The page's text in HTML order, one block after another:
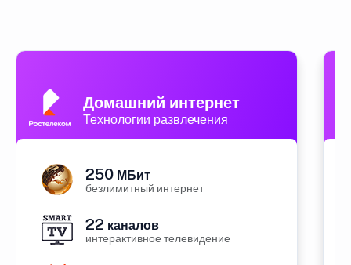
Домашний интернет
Технологии развлечения
250 МБит
безлимитный интернет
22 каналов
интерактивное телевидение